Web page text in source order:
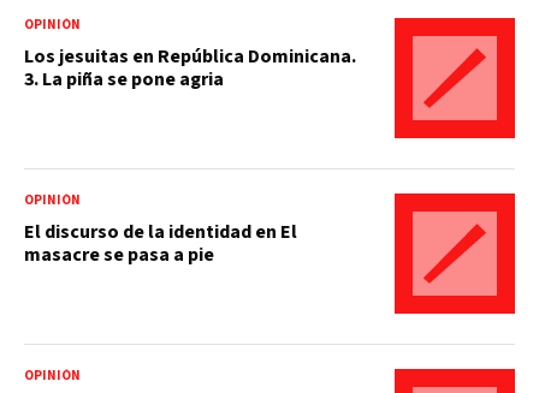
OPINIÓN
Los jesuitas en República Dominicana.
3. La piña se pone agria
OPINIÓN
El discurso de la identidad en El
masacre se pasa a pie
OPINIÓN